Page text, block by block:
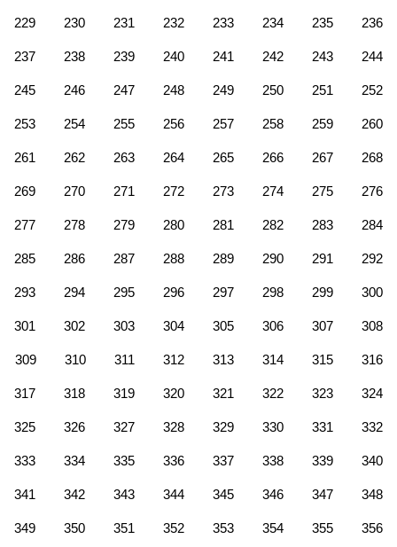
229 230 231 232 233 234 235 236
237 238 239 240 241 242 243 244
245 246 247 248 249 250 251 252
253 254 255 256 257 258 259 260
261 262 263 264 265 266 267 268
269 270 271 272 273 274 275 276
277 278 279 280 281 282 283 284
285 286 287 288 289 290 291 292
293 294 295 296 297 298 299 300
301 302 303 304 305 306 307 308
309 310 311 312 313 314 315 316
317 318 319 320 321 322 323 324
325 326 327 328 329 330 331 332
333 334 335 336 337 338 339 340
341 342 343 344 345 346 347 348
349 350 351 352 353 354 355 356